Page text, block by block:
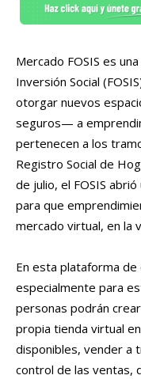
Mercado FOSIS es
Inversión Social
otorgar nuevos
seguros— a
pertenecen a los
Registro Social de
de julio, el FOSIS
para que
mercado virtual, en la
En esta plataforma
especialmente para
personas podrán
propia tienda virtual
disponibles, vender a
control de las ventas,